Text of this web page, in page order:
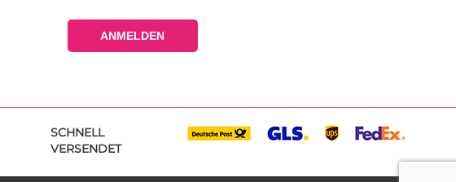
ANMELDEN
SCHNELL
VERSENDET